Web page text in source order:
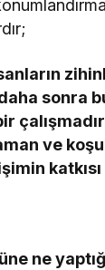
sonra
ve
katkısı
ne